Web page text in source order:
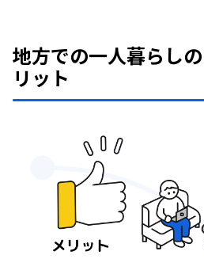
挨拶をしっかりするだけ
地域行事には一度は顔を出
無理に深く付き合おうと
地域のLINEグループや掲示
ご近所トラブルを避ける
お試し移住と移住支援制
地方での一人暮らし
リット